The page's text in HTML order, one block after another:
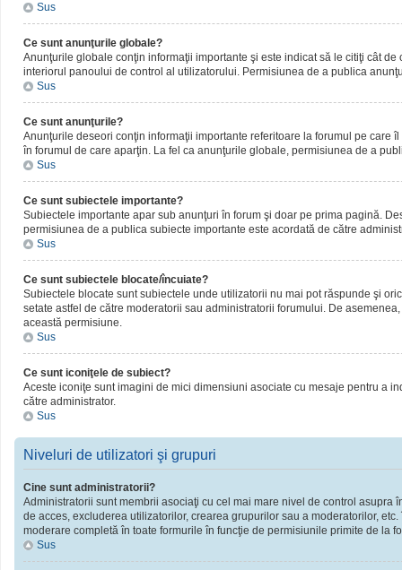
Sus
Ce sunt anunţurile globale?
Anunţurile globale conţin informaţii importante şi este indicat să le citiţi cât
interiorul panoului de control al utilizatorului. Permisiunea de a publica
Sus
Ce sunt anunţurile?
Anunţurile deseori conţin informaţii importante referitoare la forumul pe care
în forumul de care aparţin. La fel ca anunţurile globale, permisiunea de a
Sus
Ce sunt subiectele importante?
Subiectele importante apar sub anunţuri în forum şi doar pe prima pagină.
permisiunea de a publica subiecte importante este acordată de către
Sus
Ce sunt subiectele blocate/încuiate?
Subiectele blocate sunt subiectele unde utilizatorii nu mai pot răspunde şi
setate astfel de către moderatorii sau administratorii forumului. De
această permisiune.
Sus
Ce sunt iconiţele de subiect?
Aceste iconiţe sunt imagini de mici dimensiuni asociate cu mesaje pentru a
către administrator.
Sus
Niveluri de utilizatori şi grupuri
Cine sunt administratorii?
Administratorii sunt membrii asociaţi cu cel mai mare nivel de control
de acces, excluderea utilizatorilor, crearea grupurilor sau a moderatorilor,
moderare completă în toate formurile în funcţie de permisiunile primite de la
Sus